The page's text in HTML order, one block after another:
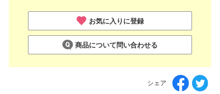
お気に入りに登録
商品について問い合わせる
シェア